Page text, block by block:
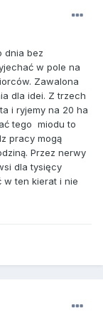
dnia bez
w pole na
Zawalona
dla idei. Z trzech
i ryjemy na 20 ha
tego miodu to
pracy mogą
Przez nerwy
dla tysięcy
w ten kierat i nie